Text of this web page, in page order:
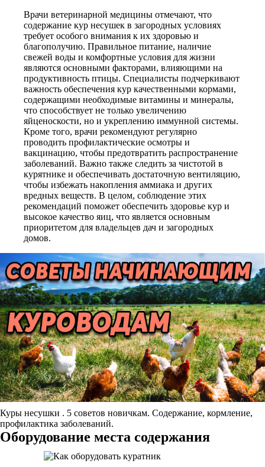
Врачи ветеринарной медицины отмечают, что
содержание кур несушек в загородных условиях
требует особого внимания к их здоровью и
благополучию. Правильное питание, наличие
свежей воды и комфортные условия для жизни
являются основными факторами, влияющими на
продуктивность птицы. Специалисты подчеркивают
важность обеспечения кур качественными кормами,
содержащими необходимые витамины и минералы,
что способствует не только увеличению
яйценоскости, но и укреплению иммунной системы.
Кроме того, врачи рекомендуют регулярно
проводить профилактические осмотры и
вакцинацию, чтобы предотвратить распространение
заболеваний. Важно также следить за чистотой в
курятнике и обеспечивать достаточную вентиляцию,
чтобы избежать накопления аммиака и других
вредных веществ. В целом, соблюдение этих
рекомендаций поможет обеспечить здоровье кур и
высокое качество яиц, что является основным
приоритетом для владельцев дач и загородных
домов.
Куры несушки . 5 советов новичкам. Содержание, кормление,
профилактика заболеваний.
Оборудование места содержания